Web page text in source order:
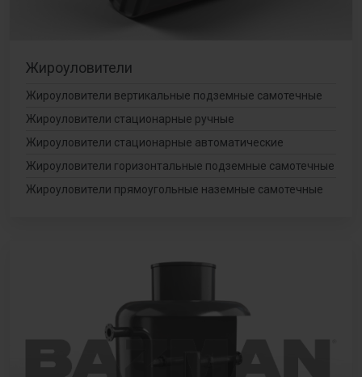
Жироуловители
Жироуловители вертикальные подземные самотечные
Жироуловители стационарные ручные
Жироуловители стационарные автоматические
Жироуловители горизонтальные подземные самотечные
Жироуловители прямоугольные наземные самотечные